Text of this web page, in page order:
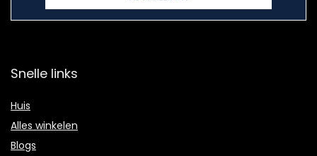
Snelle links
Huis
Alles winkelen
Blogs